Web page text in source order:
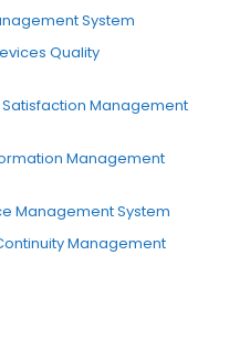
System
Quality
Satisfaction Management
Management
Management System
Management